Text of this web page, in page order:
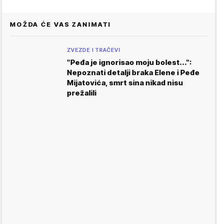
MOŽDA ĆE VAS ZANIMATI
ZVEZDE I TRAČEVI
"Peđa je ignorisao moju bolest...":
Nepoznati detalji braka Elene i Peđe
Mijatovića, smrt sina nikad nisu
prežalili